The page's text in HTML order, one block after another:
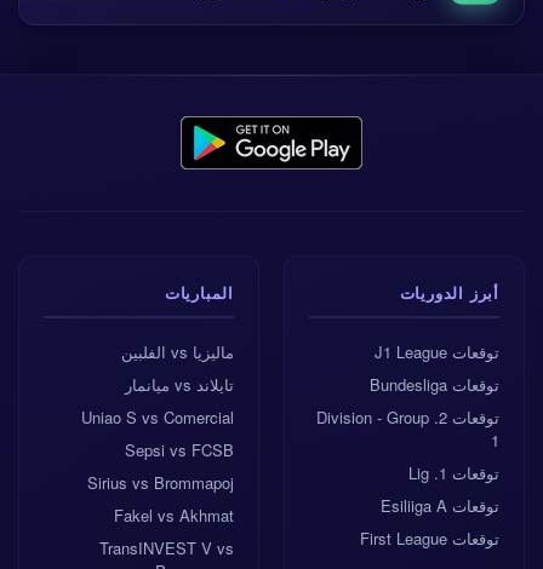
أبرز الدوريات
توقعات J1 League
توقعات Bundesliga
توقعات 2. Division - Group
1
توقعات 1. Lig
توقعات Esiliiga A
توقعات First League
المباريات
ماليزيا vs الفلبين
تايلاند vs ميانمار
Uniao S vs Comercial
Sepsi vs FCSB
Sirius vs Brommapoj
Fakel vs Akhmat
TransINVEST V vs